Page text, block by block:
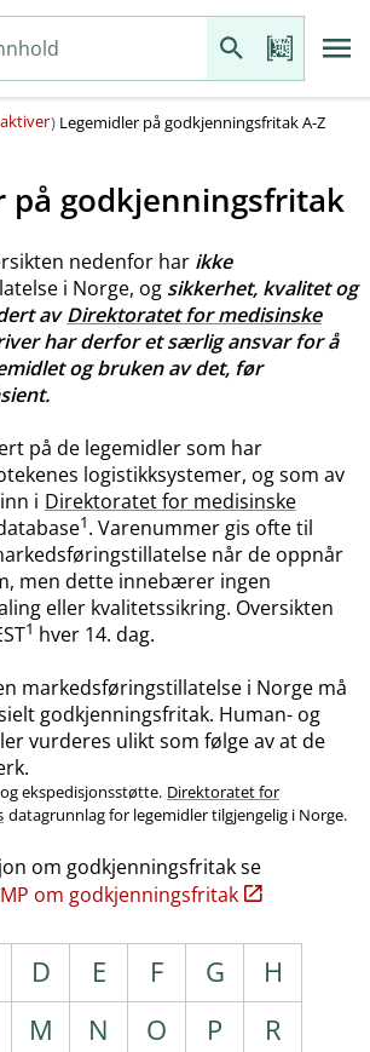
) Legemidler på godkjenningsfritak A-Z
på godkjenningsfritak
nedenfor har ikke
i Norge, og sikkerhet, kvalitet og
avDirektoratet for medisinske
har derfor et særlig ansvar for å
og bruken av det, før
på de legemidler som har
logistikksystemer, og som av
i Direktoratet for medisinske
1. Varenummer gis ofte til
når de oppnår
men dette innebærer ingen
eller kvalitetssikring. Oversikten
1 hver 14. dag.
markedsføringstillatelse i Norge må
godkjenningsfritak. Human- og
vurderes ulikt som følge av at de
og ekspedisjonsstøtte. Direktoratet for
datagrunnlag for legemidler tilgjengelig i Norge.
om godkjenningsfritak se
om godkjenningsfritak
D E F G
H
M N O P
R